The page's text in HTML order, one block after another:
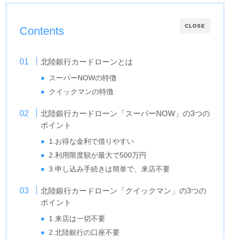
CLOSE
Contents
北陸銀行カードローンとは
スーパーNOWの特徴
クイックマンの特徴
北陸銀行カードローン「スーパーNOW」の3つの
ポイント
1.お得な金利で借りやすい
2.利用限度額が最大で500万円
3.申し込み手続きは簡単で、来店不要
北陸銀行カードローン「クイックマン」の3つの
ポイント
1.来店は一切不要
2.北陸銀行の口座不要